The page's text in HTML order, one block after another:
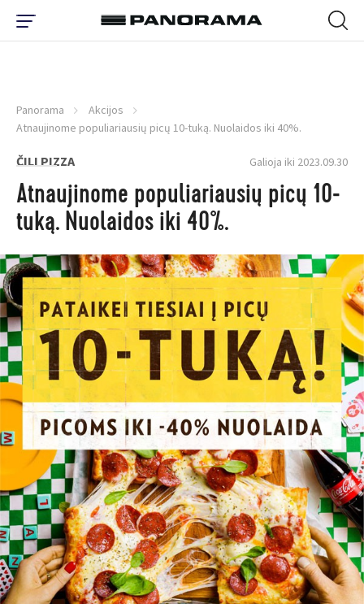
Panorama
Akcijos
Atnaujinome populiariausių picų 10-tuką. Nuolaidos iki 40%.
ČILI PIZZA Galioja iki 2023.09.30
Atnaujinome populiariausių picų 10-
tuką. Nuolaidos iki 40%.